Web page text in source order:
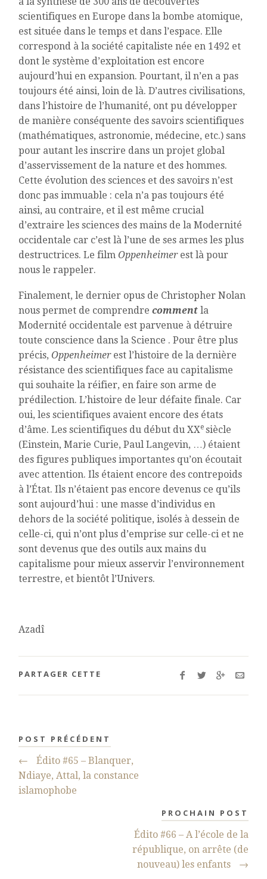
scientifiques en Europe dans la bombe atomique,
est située dans le temps et dans l’espace. Elle
correspond à la société capitaliste née en 1492 et
dont le système d’exploitation est encore
aujourd’hui en expansion. Pourtant, il n’en a pas
toujours été ainsi, loin de là. D’autres civilisations,
dans l’histoire de l’humanité, ont pu développer
de manière conséquente des savoirs scientifiques
(mathématiques, astronomie, médecine, etc.) sans
pour autant les inscrire dans un projet global
d’asservissement de la nature et des hommes.
Cette évolution des sciences et des savoirs n’est
donc pas immuable : cela n’a pas toujours été
ainsi, au contraire, et il est même crucial
d’extraire les sciences des mains de la Modernité
occidentale car c’est là l’une de ses armes les plus
destructrices. Le filmOppenheimer est là pour
nous le rappeler.
Finalement, le dernier opus de Christopher Nolan
nous permet de comprendrecommentla
Modernité occidentale est parvenue à détruire
toute conscience dans la Science . Pour être plus
précis,Oppenheimerest l’histoire de la dernière
résistance des scientifiques face au capitalisme
qui souhaite la réifier, en faire son arme de
prédilection. L’histoire de leur défaite finale. Car
oui, les scientifiques avaient encore des états
d’âme. Les scientifiques du début du XXe siècle
(Einstein, Marie Curie, Paul Langevin, …) étaient
des figures publiques importantes qu’on écoutait
avec attention. Ils étaient encore des contrepoids
à l’État. Ils n’étaient pas encore devenus ce qu’ils
sont aujourd’hui : une masse d’individus en
dehors de la société politique, isolés à dessein de
celle-ci, qui n’ont plus d’emprise sur celle-ci et ne
sont devenus que des outils aux mains du
capitalisme pour mieux asservir l’environnement
terrestre, et bientôt l’Univers.
Azadî
PARTAGER CETTE
POST PRÉCÉDENT
←
Édito #65 – Blanquer,
Ndiaye, Attal, la constance
islamophobe
PROCHAIN POST
Édito #66 – A l’école de la
république, on arrête (de
nouveau) les enfants
→